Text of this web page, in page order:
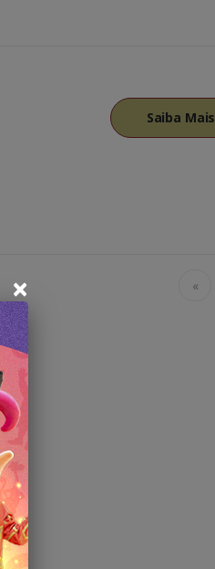
Saiba Mais
«
×